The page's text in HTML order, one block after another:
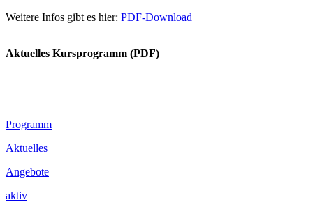
Weitere Infos gibt es hier: PDF-Download
Aktuelles Kursprogramm (PDF)
Footer
Inhalt
Programm
Aktuelles
Angebote
aktiv